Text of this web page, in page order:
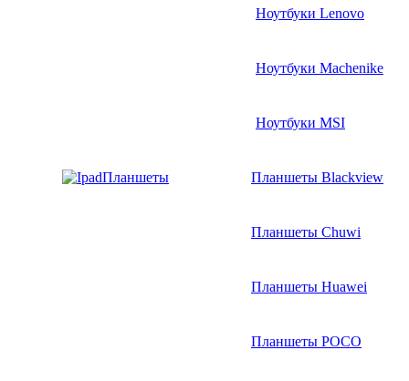
Ноутбуки Lenovo
Ноутбуки Machenike
Ноутбуки MSI
Планшеты Планшеты Blackview
Планшеты Chuwi
Планшеты Huawei
Планшеты POCO